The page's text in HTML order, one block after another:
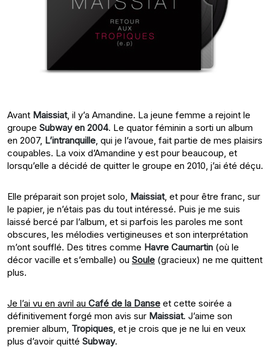
Avant Maissiat, il y’a Amandine. La jeune femme a rejoint le
groupe Subway en 2004. Le quator féminin a sorti un album
en 2007, L’intranquille, qui je l’avoue, fait partie de mes plaisirs
coupables. La voix d’Amandine y est pour beaucoup, et
lorsqu’elle a décidé de quitter le groupe en 2010, j’ai été déçu.
Elle préparait son projet solo, Maissiat, et pour être franc, sur
le papier, je n’étais pas du tout intéressé. Puis je me suis
laissé bercé par l’album, et si parfois les paroles me sont
obscures, les mélodies vertigineuses et son interprétation
m’ont soufflé. Des titres comme Havre Caumartin (où le
décor vacille et s’emballe) ou Soule (gracieux) ne me quittent
plus.
Je l’ai vu en avril au Café de la Danse et cette soirée a
définitivement forgé mon avis sur Maissiat. J’aime son
premier album, Tropiques, et je crois que je ne lui en veux
plus d’avoir quitté Subway.